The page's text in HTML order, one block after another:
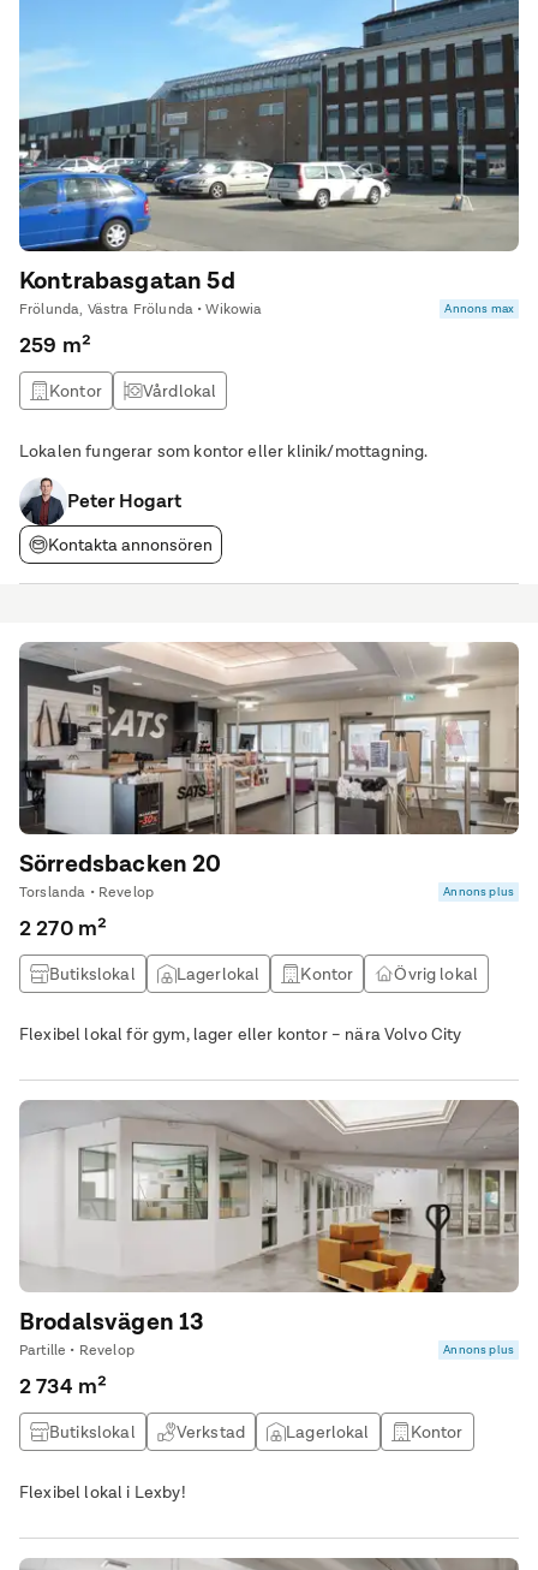
Kontrabasgatan 5d
Frölunda, Västra Frölunda • Wikowia Annons max
259 m²
Kontor Vårdlokal
Lokalen fungerar som kontor eller klinik/mottagning.
Peter Hogart
Kontakta annonsören
Sörredsbacken 20
Torslanda • Revelop Annons plus
2 270 m²
Butikslokal Lagerlokal Kontor Övrig lokal
Flexibel lokal för gym, lager eller kontor – nära Volvo City
Brodalsvägen 13
Partille • Revelop Annons plus
2 734 m²
Butikslokal Verkstad Lagerlokal Kontor
Flexibel lokal i Lexby!